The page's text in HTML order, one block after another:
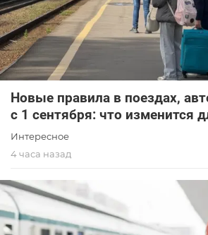
Новые правила в поездах,
с 1 сентября: что изменится
Интересное
4 часа назад